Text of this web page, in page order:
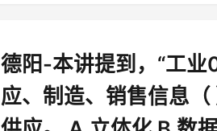
德阳-本讲提到，“工业
应、制造、销售信息